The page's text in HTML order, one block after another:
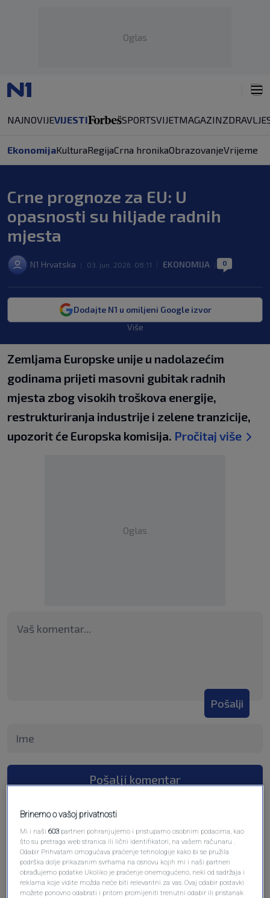
Oglas
NAJNOVIJEVIJESTI SPORTSVIJETMAGAZINZDRAVLJE
EkonomijaKulturaRegijaCrna hronikaObrazovanjeVrijeme
Crne prognoze za EU: U
opasnosti su hiljade radnih
mjesta
N1 Hrvatska 03. jun. 2026. 08:11 EKONOMIJA 0
Dodajte N1 u omiljeni Google izvor
Više
Zemljama Europske unije u nadolazećim
godinama prijeti masovni gubitak radnih
mjesta zbog visokih troškova energije,
restrukturiranja industrije i zelene tranzicije,
upozorit će Europska komisija. Pročitaj više
Oglas
Pošalji
Pošalji komentar
Brinemo o vašoj privatnosti
Mi i naši603 partneri pohranjujemo i pristupamo osobnim podacima, kao
što su pretraga web stranica ili lični identifikatori, na vašem računaru .
Odabir Prihvatam omogućava praćenje tehnologije kako bi se pružila
podrška dolje prikazanim svrhama na osnovu kojih mi i naši partneri
obrađujemo podatke Ukoliko je praćenje onemogućeno, neki od sadržaja i
reklama koje vidite možda neće biti relevantni za vas. Ovaj odabir postavki
možete ponovno odabrati i pritom promijeniti trenutni odabir ili pristanak